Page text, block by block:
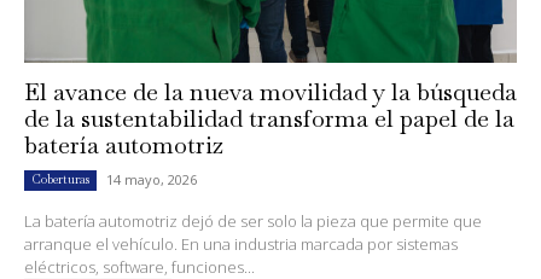
El avance de la nueva movilidad y la búsqueda
de la sustentabilidad transforma el papel de la
batería automotriz
Coberturas 14 mayo, 2026
La batería automotriz dejó de ser solo la pieza que permite que
arranque el vehículo. En una industria marcada por sistemas
eléctricos, software, funciones...